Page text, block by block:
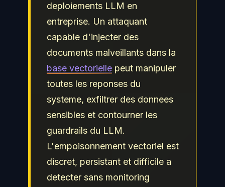
deploiements LLM en
entreprise. Un attaquant
capable d'injecter des
documents malveillants dans la
base vectorielle peut manipuler
toutes les reponses du
systeme, exfiltrer des donnees
sensibles et contourner les
guardrails du LLM.
L'empoisonnement vectoriel est
discret, persistant et difficile a
detecter sans monitoring